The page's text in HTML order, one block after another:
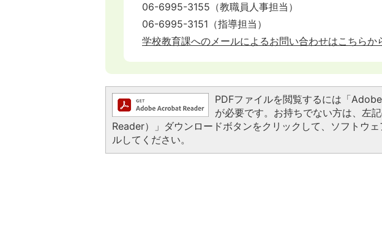
06-6995-3155（教職員人事担当）
06-6995-3151（指導担当）
学校教育課へのメールによるお問い合わせはこちらか
PDFファイルを閲覧するには「
が必要です。お持ちでない方は、左
Reader）」ダウンロードボタンをクリックして、ソフトウ
ルしてください。